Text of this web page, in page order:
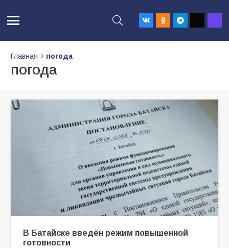
Главная погода
погода
В Батайске введён режим повышенной
готовности